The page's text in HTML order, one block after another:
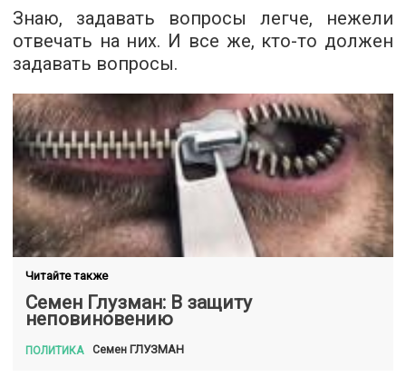
Знаю, задавать вопросы легче, нежели
отвечать на них. И все же, кто-то должен
задавать вопросы.
Читайте также
Семен Глузман: В защиту
неповиновению
ПОЛИТИКА Семен ГЛУЗМАН